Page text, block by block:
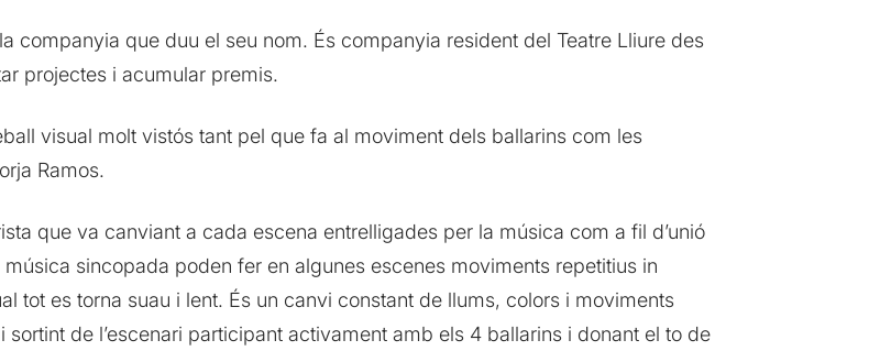
companyia que duu el seu nom. És companyia resident del Teatre Lliure des
projectes i acumular premis.
visual molt vistós tant pel que fa al moviment dels ballarins com les
Ramos.
que va canviant a cada escena entrelligades per la música com a fil d’unió
sincopada poden fer en algunes escenes moviments repetitius in
tot es torna suau i lent. És un canvi constant de llums, colors i moviments
sortint de l’escenari participant activament amb els 4 ballarins i donant el to de